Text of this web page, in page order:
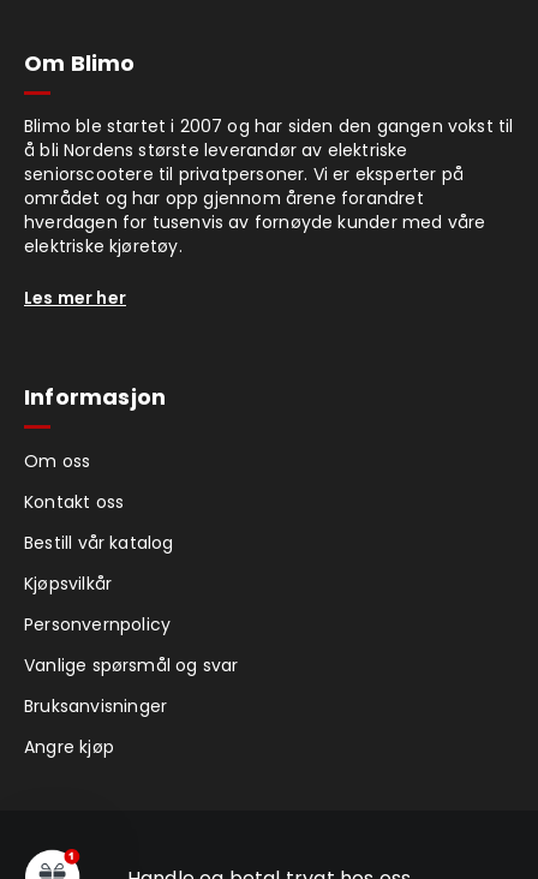
Om Blimo
Blimo ble startet i 2007 og har siden den gangen vokst til
å bli Nordens største leverandør av elektriske
seniorscootere til privatpersoner. Vi er eksperter på
området og har opp gjennom årene forandret
hverdagen for tusenvis av fornøyde kunder med våre
elektriske kjøretøy.
Les mer her
Informasjon
Om oss
Kontakt oss
Bestill vår katalog
Kjøpsvilkår
Personvernpolicy
Vanlige spørsmål og svar
Bruksanvisninger
Angre kjøp